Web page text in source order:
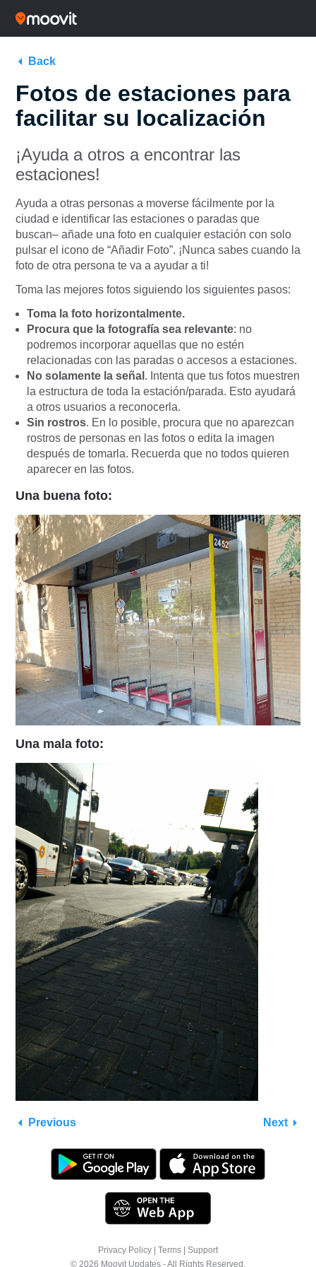
Back
Fotos de estaciones para
facilitar su localización
¡Ayuda a otros a encontrar las
estaciones!
Ayuda a otras personas a moverse fácilmente por la
ciudad e identificar las estaciones o paradas que
buscan– añade una foto en cualquier estación con solo
pulsar el icono de “Añadir Foto”. ¡Nunca sabes cuando la
foto de otra persona te va a ayudar a ti!
Toma las mejores fotos siguiendo los siguientes pasos:
Toma la foto horizontalmente.
Procura que la fotografía sea relevante: no
podremos incorporar aquellas que no estén
relacionadas con las paradas o accesos a estaciones.
No solamente la señal . Intenta que tus fotos muestren
la estructura de toda la estación/parada. Esto ayudará
a otros usuarios a reconocerla.
Sin rostros. En lo posible, procura que no aparezcan
rostros de personas en las fotos o edita la imagen
después de tomarla. Recuerda que no todos quieren
aparecer en las fotos.
Una buena foto:
Una mala foto:
Previous Next
Privacy Policy Terms
Support
© 2026 Moovit Updates - All Rights Reserved.